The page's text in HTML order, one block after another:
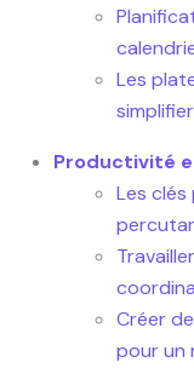
Les
Productivité
Les
Créer
pour un